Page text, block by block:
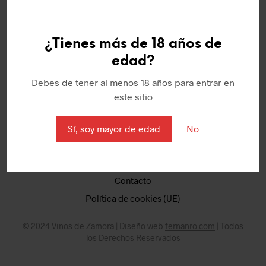
¿Tienes más de 18 años de
edad?
Debes de tener al menos 18 años para entrar en
este sitio
Sí, soy mayor de edad No
Política de Cookies
Términos y condiciones
Puntos
Contacto
Política de cookies (UE)
© 2024 Vinos de Zamora | Diseño web fernanro.com
| Todos
los Derechos Reservados